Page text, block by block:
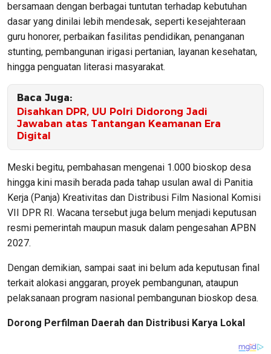
bersamaan dengan berbagai tuntutan terhadap kebutuhan
dasar yang dinilai lebih mendesak, seperti kesejahteraan
guru honorer, perbaikan fasilitas pendidikan, penanganan
stunting, pembangunan irigasi pertanian, layanan kesehatan,
hingga penguatan literasi masyarakat.
Baca Juga:
Disahkan DPR, UU Polri Didorong Jadi
Jawaban atas Tantangan Keamanan Era
Digital
Meski begitu, pembahasan mengenai 1.000 bioskop desa
hingga kini masih berada pada tahap usulan awal di Panitia
Kerja (Panja) Kreativitas dan Distribusi Film Nasional Komisi
VII DPR RI. Wacana tersebut juga belum menjadi keputusan
resmi pemerintah maupun masuk dalam pengesahan APBN
2027.
Dengan demikian, sampai saat ini belum ada keputusan final
terkait alokasi anggaran, proyek pembangunan, ataupun
pelaksanaan program nasional pembangunan bioskop desa.
Dorong Perfilman Daerah dan Distribusi Karya Lokal